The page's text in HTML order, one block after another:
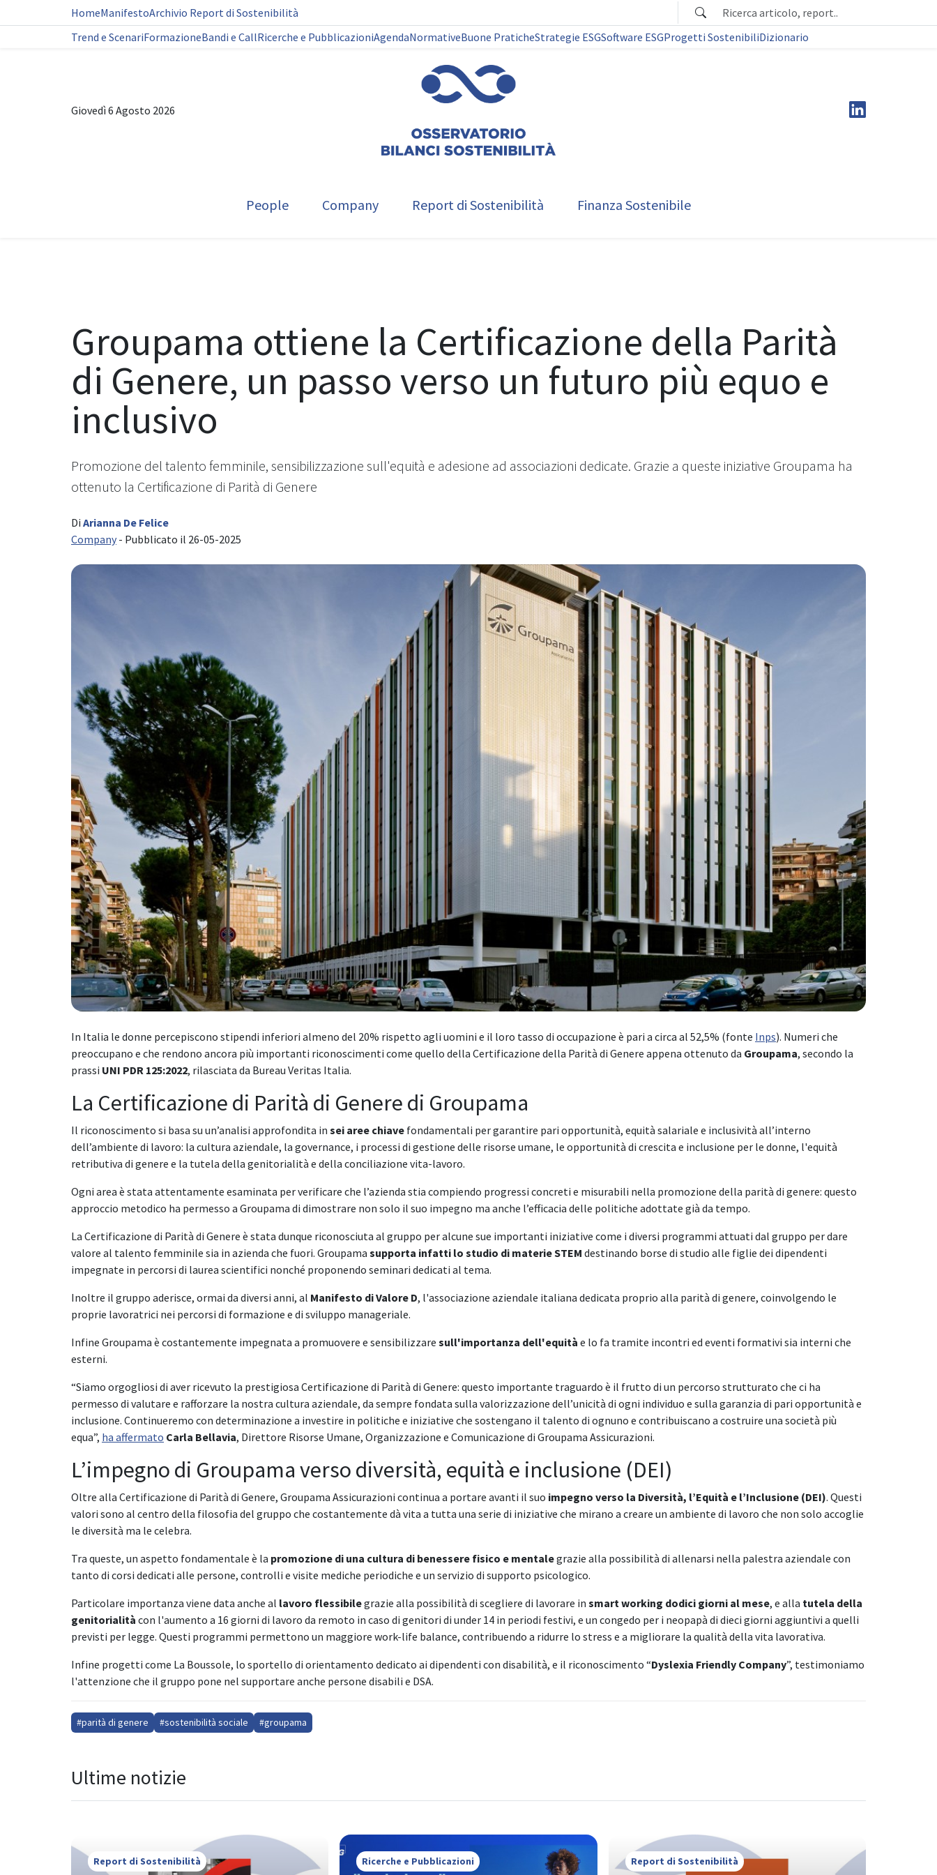
HomeManifestoArchivio Report di Sostenibilità
Trend e ScenariFormazioneBandi e CallRicerche e PubblicazioniAgendaNormativeBuone PraticheStrategie ESGSoftware ESGProgetti SostenibiliDizionario
Giovedì 6 Agosto 2026
People Company Report di Sostenibilità Finanza Sostenibile
Groupama ottiene la Certificazione della Parità
di Genere, un passo verso un futuro più equo e
inclusivo
Promozione del talento femminile, sensibilizzazione sull'equità e adesione ad associazioni dedicate. Grazie a queste iniziative Groupama ha
ottenuto la Certificazione di Parità di Genere
Di Arianna De Felice
Company - Pubblicato il 26-05-2025
In Italia le donne percepiscono stipendi inferiori almeno del 20% rispetto agli uomini e il loro tasso di occupazione è pari a circa al 52,5% (fonte Inps). Numeri che
preoccupano e che rendono ancora più importanti riconoscimenti come quello della Certificazione della Parità di Genere appena ottenuto da Groupama, secondo la
prassi UNI PDR 125:2022, rilasciata da Bureau Veritas Italia.
La Certificazione di Parità di Genere di Groupama
Il riconoscimento si basa su un’analisi approfondita in sei aree chiave fondamentali per garantire pari opportunità, equità salariale e inclusività all’interno
dell’ambiente di lavoro: la cultura aziendale, la governance, i processi di gestione delle risorse umane, le opportunità di crescita e inclusione per le donne, l'equità
retributiva di genere e la tutela della genitorialità e della conciliazione vita-lavoro.
Ogni area è stata attentamente esaminata per verificare che l’azienda stia compiendo progressi concreti e misurabili nella promozione della parità di genere: questo
approccio metodico ha permesso a Groupama di dimostrare non solo il suo impegno ma anche l’efficacia delle politiche adottate già da tempo.
La Certificazione di Parità di Genere è stata dunque riconosciuta al gruppo per alcune sue importanti iniziative come i diversi programmi attuati dal gruppo per dare
valore al talento femminile sia in azienda che fuori. Groupama supporta infatti lo studio di materie STEM destinando borse di studio alle figlie dei dipendenti
impegnate in percorsi di laurea scientifici nonché proponendo seminari dedicati al tema.
Inoltre il gruppo aderisce, ormai da diversi anni, al Manifesto di Valore D, l'associazione aziendale italiana dedicata proprio alla parità di genere, coinvolgendo le
proprie lavoratrici nei percorsi di formazione e di sviluppo manageriale.
Infine Groupama è costantemente impegnata a promuovere e sensibilizzare sull'importanza dell'equità e lo fa tramite incontri ed eventi formativi sia interni che
esterni.
“Siamo orgogliosi di aver ricevuto la prestigiosa Certificazione di Parità di Genere: questo importante traguardo è il frutto di un percorso strutturato che ci ha
permesso di valutare e rafforzare la nostra cultura aziendale, da sempre fondata sulla valorizzazione dell’unicità di ogni individuo e sulla garanzia di pari opportunità e
inclusione. Continueremo con determinazione a investire in politiche e iniziative che sostengano il talento di ognuno e contribuiscano a costruire una società più
equa”, ha affermato Carla Bellavia, Direttore Risorse Umane, Organizzazione e Comunicazione di Groupama Assicurazioni.
L’impegno di Groupama verso diversità, equità e inclusione (DEI)
Oltre alla Certificazione di Parità di Genere, Groupama Assicurazioni continua a portare avanti il suo impegno verso la Diversità, l’Equità e l’Inclusione (DEI). Questi
valori sono al centro della filosofia del gruppo che costantemente dà vita a tutta una serie di iniziative che mirano a creare un ambiente di lavoro che non solo accoglie
le diversità ma le celebra.
Tra queste, un aspetto fondamentale è la promozione di una cultura di benessere fisico e mentalegrazie alla possibilità di allenarsi nella palestra aziendale con
tanto di corsi dedicati alle persone, controlli e visite mediche periodiche e un servizio di supporto psicologico.
Particolare importanza viene data anche al lavoro flessibilegrazie alla possibilità di scegliere di lavorare in smart working dodici giorni al mese, e alla tutela della
genitorialità con l'aumento a 16 giorni di lavoro da remoto in caso di genitori di under 14 in periodi festivi, e un congedo per i neopapà di dieci giorni aggiuntivi a quelli
previsti per legge. Questi programmi permettono un maggiore work-life balance, contribuendo a ridurre lo stress e a migliorare la qualità della vita lavorativa.
Infine progetti come La Boussole, lo sportello di orientamento dedicato ai dipendenti con disabilità, e il riconoscimento “Dyslexia Friendly Company”, testimoniamo
l'attenzione che il gruppo pone nel supportare anche persone disabili e DSA.
#parità di genere #sostenibilità sociale #groupama
Ultime notizie
Report di Sostenibilità Ricerche e Pubblicazioni Report di Sostenibilità